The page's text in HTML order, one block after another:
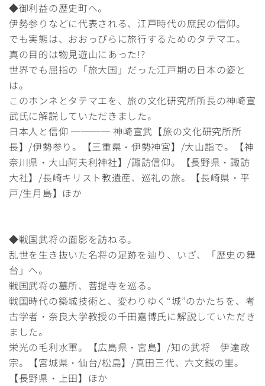
◆御利益の歴史町へ。
伊勢参りなどに代表される、江戸時代の庶民の信仰。
でも実態は、おおっぴらに旅行するためのタテマエ。
真の目的は物見遊山にあった!?
世界でも屈指の「旅大国」だった江戸期の日本の姿と
は。
このホンネとタテマエを、旅の文化研究所所長の神崎宣
武氏に解説していただきました。
日本人と信仰 ──── 神崎宣武【旅の文化研究所所
長】/伊勢参り。【三重県・伊勢神宮】/大山詣で。【神
奈川県・大山阿夫利神社】/諏訪信仰。【長野県・諏訪
大社】/長崎キリスト教遺産、巡礼の旅。【長崎県・平
戸/生月島】ほか
◆戦国武将の面影を訪ねる。
乱世を生き抜いた名将の足跡を辿り、いざ、「歴史の舞
台」へ。
戦国武将の墓所、菩提寺を巡る。
戦国時代の築城技術と、変わりゆく“城”のかたちを、考
古学者・奈良大学教授の千田嘉博氏に解説していただき
ました。
栄光の毛利水軍。【広島県・宮島】/知の武将 伊達政
宗。【宮城県・仙台/松島】/真田三代、六文銭の里。
【長野県・上田】ほか